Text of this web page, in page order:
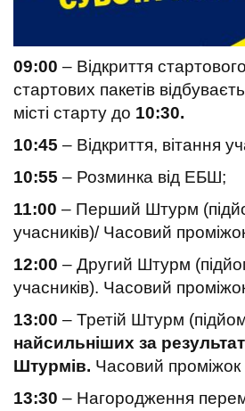
09:00 – Відкриття
стартових пакетів
місті старту до 10:30.
10:45 – Відкриття, вітання
10:55 – Розминка від ЕБШ;
11:00 – Перший Штурм
учасників)/ Часовий
12:00 – Другий Штурм
учасників). Часовий
13:00 – Третій Штурм
найсильніших за
Штурмів. Часовий проміжок
13:30 – Нагородження